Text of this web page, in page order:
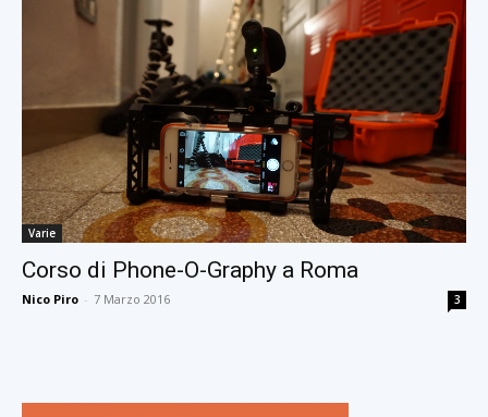
Varie
Corso di Phone-O-Graphy a Roma
Nico Piro - 7 Marzo 2016 3